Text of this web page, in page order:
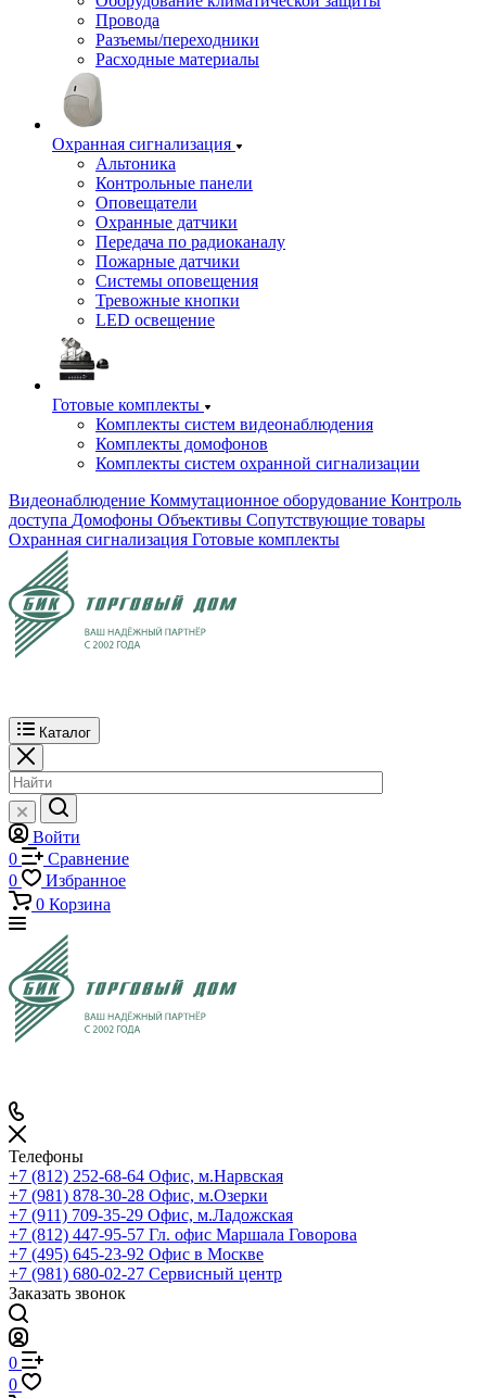
Провода
Разъемы/переходники
Расходные материалы
Охранная сигнализация
Альтоника
Контрольные панели
Оповещатели
Охранные датчики
Передача по радиоканалу
Пожарные датчики
Системы оповещения
Тревожные кнопки
LED освещение
Готовые комплекты
Комплекты систем видеонаблюдения
Комплекты домофонов
Комплекты систем охранной сигнализации
Видеонаблюдение Коммутационное оборудование Контроль
доступа Домофоны Объективы Сопутствующие товары
Охранная сигнализация Готовые комплекты
Каталог
Войти
0
Сравнение
0
Избранное
0 Корзина
Телефоны
+7 (812) 252-68-64 Офис, м.Нарвская
+7 (981) 878-30-28 Офис, м.Озерки
+7 (911) 709-35-29 Офис, м.Ладожская
+7 (812) 447-95-57 Гл. офис Маршала Говорова
+7 (495) 645-23-92 Офис в Москве
+7 (981) 680-02-27 Сервисный центр
Заказать звонок
0
0